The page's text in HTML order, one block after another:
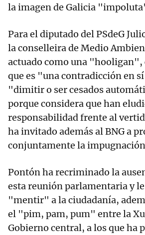
la imagen de Galicia
Para el diputado del PSdeG
la conselleira de Medio
actuado como una "hooligan",
que es "una contradicción en
"dimitir o ser cesados
porque considera que han
responsabilidad frente al
ha invitado además al BNG a
conjuntamente la impugnación
Pontón ha recriminado la
esta reunión parlamentaria y le
"mentir" a la ciudadanía,
el "pim, pam, pum" entre la
Gobierno central, a los que ha